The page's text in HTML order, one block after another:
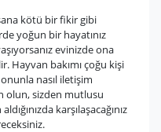
kötü bir fikir gibi
yoğun bir hayatınız
evinizde ona
Hayvan bakımı çoğu kişi
nasıl iletişim
olun, sizden mutlusu
karşılaşacağınız